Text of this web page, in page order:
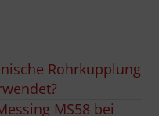
Rohrkupplung
MS58 bei